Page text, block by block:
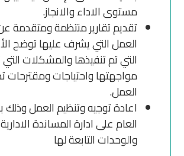
مستوى الاداء والانجاز.
تقديم تقارير منتظمة ومتقدمة
العمل التي يشرف عليها توضح
التي تم تنفيذها والمشكلات
مواجهتها واحتياجات ومقترحات
العمل.
اعادة توجيه وتنظيم العمل وذلك
العام على ادارة المساندة الادارية
والوحدات التابعة لها